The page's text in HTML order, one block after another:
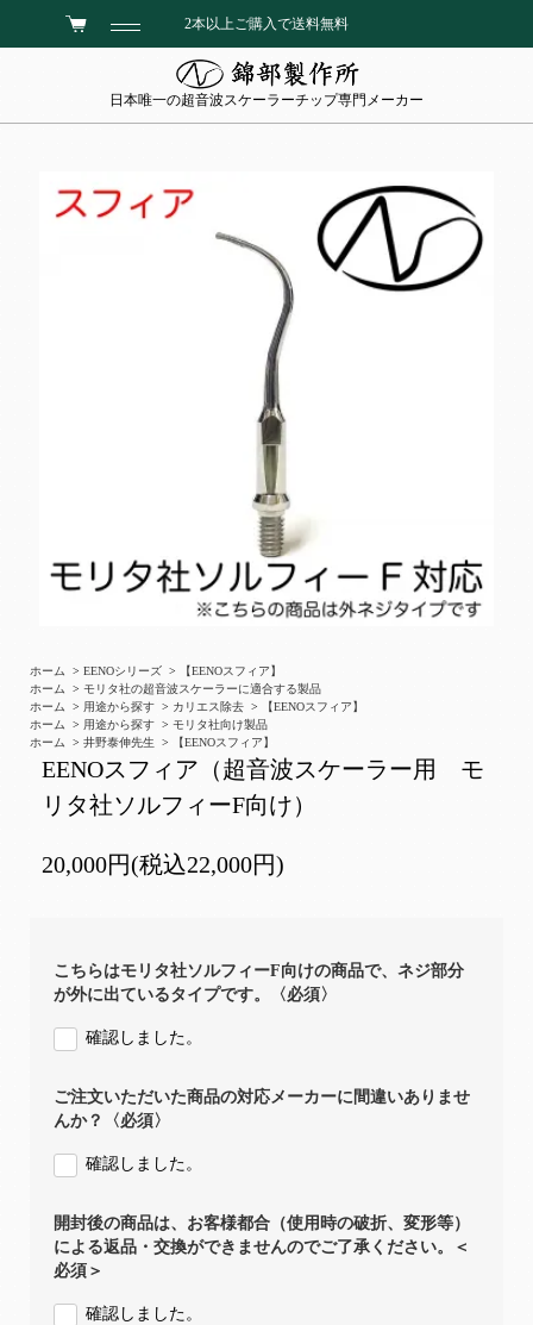
2本以上ご購入で送料無料
日本唯一の超音波スケーラーチップ専門メーカー
ホーム > EENOシリーズ >
【EENOスフィア】
ホーム
> モリタ社の超音波スケーラーに適合する製品
ホーム
> 用途から探す > カリエス除去 >
【EENOスフィア】
ホーム
> 用途から探す > モリタ社向け製品
ホーム
> 井野泰伸先生 > 【EENOスフィア】
EENOスフィア（超音波スケーラー用 モ
リタ社ソルフィーF向け）
20,000円(税込22,000円)
こちらはモリタ社ソルフィーF向けの商品で、ネジ部分
が外に出ているタイプです。〈必須〉
確認しました。
ご注文いただいた商品の対応メーカーに間違いありませ
んか？〈必須〉
確認しました。
開封後の商品は、お客様都合（使用時の破折、変形等）
による返品・交換ができませんのでご了承ください。＜
必須＞
確認しました。